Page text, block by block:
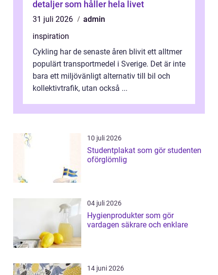
detaljer som håller hela livet
31 juli 2026
admin
inspiration
Cykling har de senaste åren blivit ett alltmer
populärt transportmedel i Sverige. Det är inte
bara ett miljövänligt alternativ till bil och
kollektivtrafik, utan också ...
10 juli 2026
Studentplakat som gör studenten
oförglömlig
04 juli 2026
Hygienprodukter som gör
vardagen säkrare och enklare
14 juni 2026